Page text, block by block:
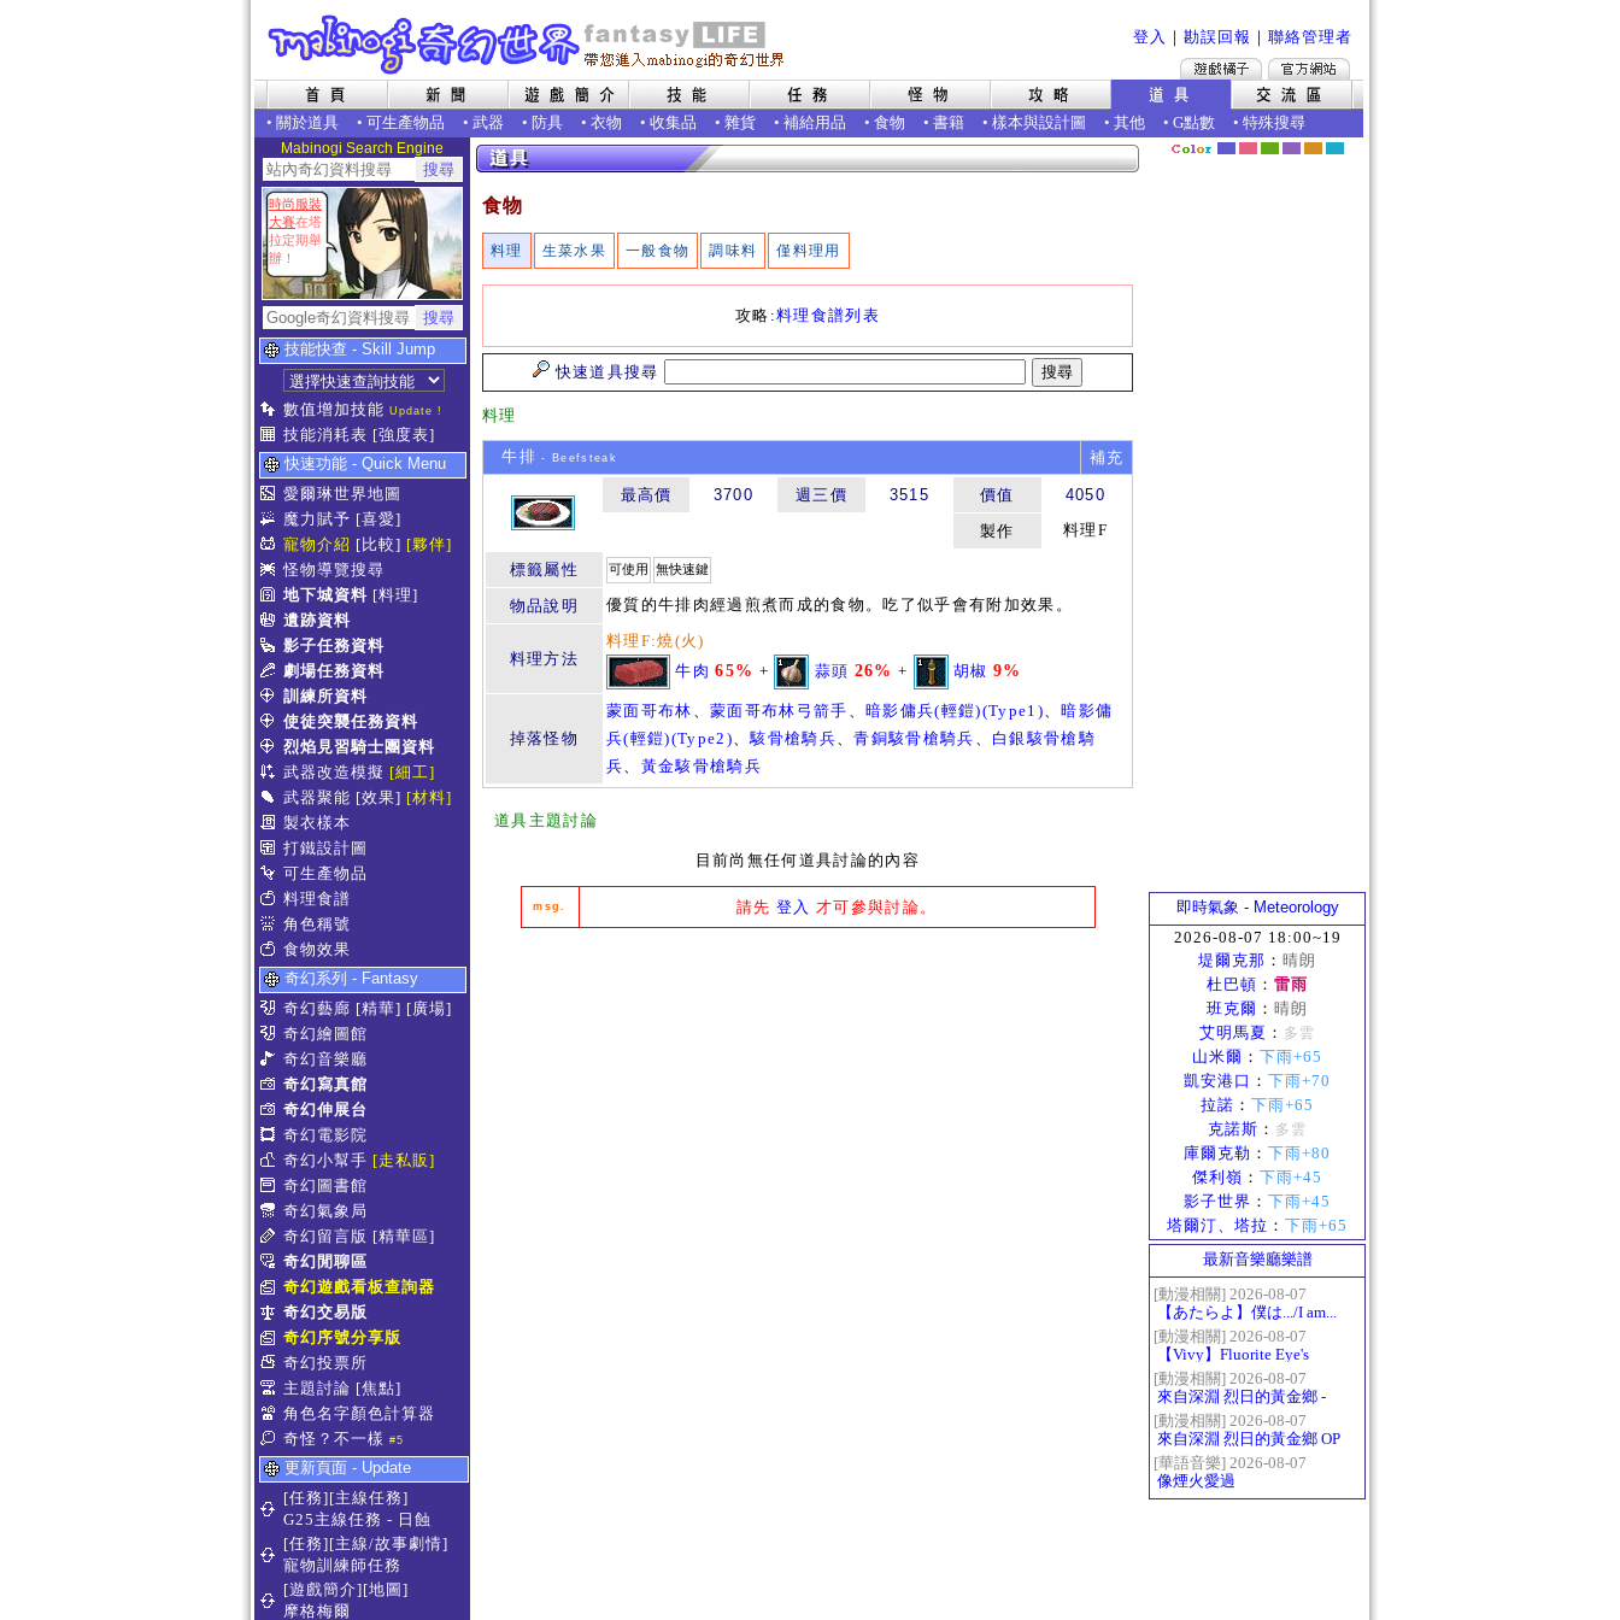
登入 ｜ 勘誤回報 ｜ 聯絡管理者
• 關於道具 • 可生產物品 • 武器 • 防具 • 衣物 • 收集品 • 雜貨 • 補給用品 • 食物 • 書籍 • 樣本與設計圖 • 其他 • G點數 • 特殊搜尋
Mabinogi Search Engine
時尚服裝
大賽在塔
拉定期舉
辦！
技能快查 - Skill Jump
數值增加技能 Update !
技能消耗表 [強度表]
快速功能 - Quick Menu
愛爾琳世界地圖
魔力賦予 [喜愛]
寵物介紹 [比較] [夥伴]
怪物導覽搜尋
地下城資料 [料理]
遺跡資料
影子任務資料
劇場任務資料
訓練所資料
使徒突襲任務資料
烈焰見習騎士團資料
武器改造模擬 [細工]
武器聚能 [效果] [材料]
製衣樣本
打鐵設計圖
可生產物品
料理食譜
角色稱號
食物效果
奇幻系列 - Fantasy
奇幻藝廊 [精華] [廣場]
奇幻繪圖館
奇幻音樂廳
奇幻寫真館
奇幻伸展台
奇幻電影院
奇幻小幫手 [走私販]
奇幻圖書館
奇幻氣象局
奇幻留言版 [精華區]
奇幻閒聊區
奇幻遊戲看板查詢器
奇幻交易版
奇幻序號分享版
奇幻投票所
主題討論 [焦點]
角色名字顏色計算器
奇怪？不一樣 #5
更新頁面 - Update
[任務][主線任務]
G25主線任務 - 日蝕
[任務][主線/故事劇情]
寵物訓練師任務
[遊戲簡介][地圖]
摩格梅爾
食物
料理 生菜水果 一般食物 調味料 僅料理用
攻略:料理食譜列表
快速道具搜尋
料理
牛排 - Beefsteak 補充
最高價 3700 週三價 3515 價值
4050
製作
料理F
標籤屬性 可使用 無快速鍵
物品說明 優質的牛排肉經過煎煮而成的食物。吃了似乎會有附加效果。
料理方法
料理F:燒(火)
牛肉 65% + 蒜頭 26% + 胡椒 9%
掉落怪物
蒙面哥布林 、蒙面哥布林弓箭手 、暗影傭兵(輕鎧)(Type1)、暗影傭
兵(輕鎧)(Type2)、駭骨槍騎兵、青銅駭骨槍騎兵 、 白銀駭骨槍騎
兵、 黃金駭骨槍騎兵
道具主題討論
目前尚無任何道具討論的內容
msg. 請先 登入 才可參與討論。
即時氣象 - Meteorology
2026-08-07 18:00~19
堤爾克那 ： 晴朗
杜巴頓 ： 雷雨
班克爾 ： 晴朗
艾明馬夏 ： 多雲
山米爾 ： 下雨+65
凱安港口 ： 下雨+70
拉諾 ： 下雨+65
克諾斯 ： 多雲
庫爾克勒 ： 下雨+80
傑利嶺 ： 下雨+45
影子世界 ： 下雨+45
塔爾汀、塔拉 ： 下雨+65
最新音樂廳樂譜
[動漫相關] 2026-08-07
【あたらよ】僕は.../I am...
（我內心的糟糕念頭/僕の
心のヤバイやつ第二季
OP）
[動漫相關] 2026-08-07
【Vivy】Fluorite Eye's
Song
[動漫相關] 2026-08-07
來自深淵 烈日的黃金鄉 -
Gravity
[動漫相關] 2026-08-07
來自深淵 烈日的黃金鄉 OP
- かたち(Katachi)
[華語音樂] 2026-08-07
像煙火愛過